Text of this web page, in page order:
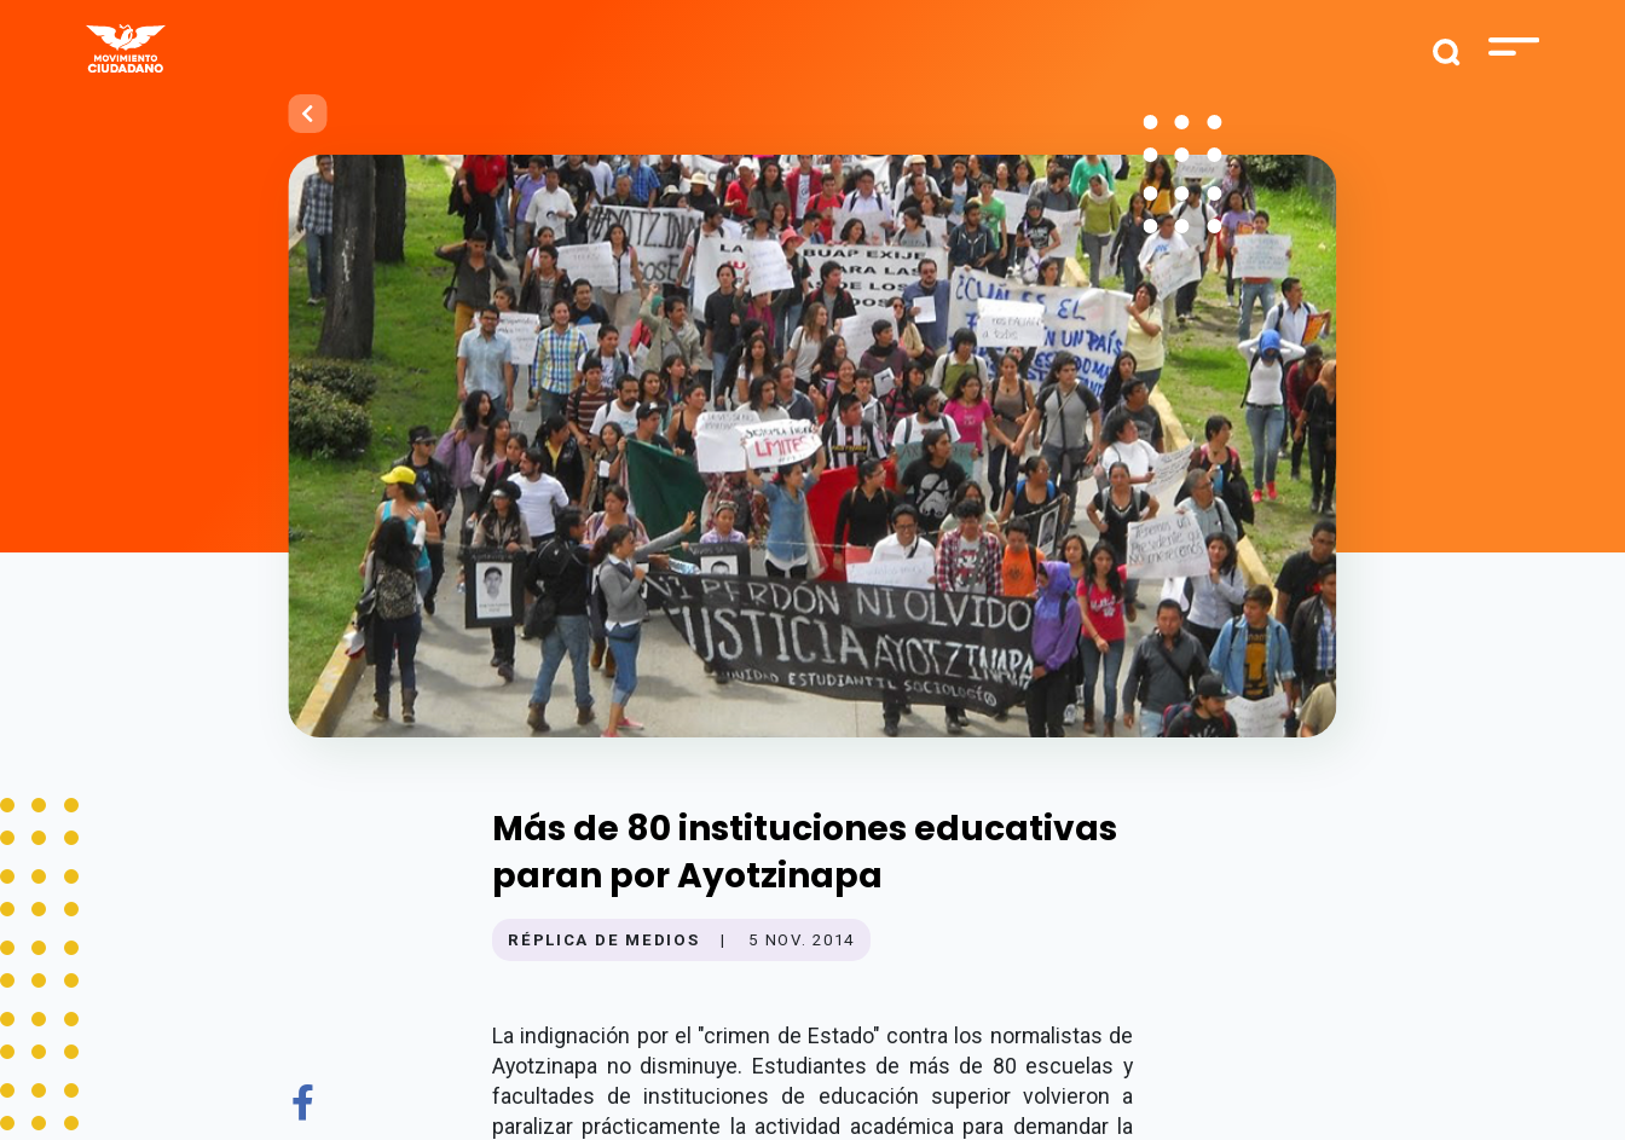
Más de 80 instituciones educativas
paran por Ayotzinapa
RÉPLICA DE MEDIOS | 5 NOV. 2014
La indignación por el "crimen de Estado" contra los normalistas de
Ayotzinapa no disminuye. Estudiantes de más de 80 escuelas y
facultades de instituciones de educación superior volvieron a
paralizar prácticamente la actividad académica para demandar la